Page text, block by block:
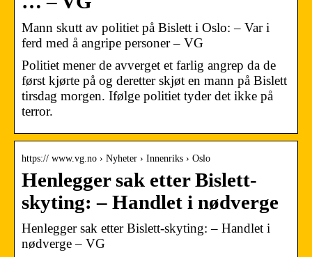
Mann skutt av politiet på Bislett i Oslo: – Var i
ferd med å angripe personer – VG
Politiet mener de avverget et farlig angrep da de
først kjørte på og deretter skjøt en mann på Bislett
tirsdag morgen. Ifølge politiet tyder det ikke på
terror.
https:// www.vg.no › Nyheter › Innenriks › Oslo
Henlegger sak etter Bislett-
skyting: – Handlet i nødverge
Henlegger sak etter Bislett-skyting: – Handlet i
nødverge – VG